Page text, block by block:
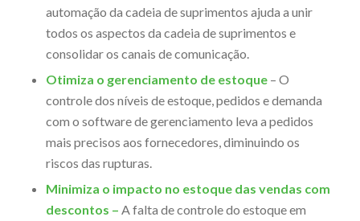
automação da cadeia de suprimentos ajuda a unir
todos os aspectos da cadeia de suprimentos e
consolidar os canais de comunicação.
Otimiza o gerenciamento de estoque – O
controle dos níveis de estoque, pedidos e demanda
com o software de gerenciamento leva a pedidos
mais precisos aos fornecedores, diminuindo os
riscos das rupturas.
Minimiza o impacto no estoque das vendas com
descontos – A falta de controle do estoque em